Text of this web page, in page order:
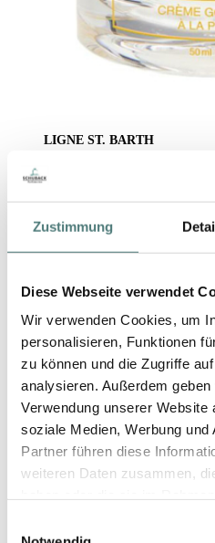
Zustimmung
Diese Webseite verwendet
Wir verwenden Cookies, um
personalisieren, Funktionen
zu können und die Zugriffe
analysieren. Außerdem
Verwendung unserer Website
soziale Medien, Werbung
Partner führen diese
weiteren Daten zusammen,
LIGNE ST. BARTH
84,99 €
50 g (169,98 € / 100 g)